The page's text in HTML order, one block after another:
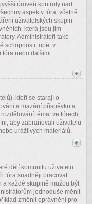
úroveň kontroly nad
aspekty fóra, včetně
uživatelských skupin
která jsou jim
Administrátoři také
schopnosti, opět v
fóra nebo dalšími
kteří se starají o
a mazání příspěvků a
témat ve fórech,
aby zabraňovali uživatelů
urážlivých materiálů.
dělí komunitu uživatelů
fóra snadněji pracovat.
a každé skupině můžou být
jednoduše měnit
změnit oprávnění pro